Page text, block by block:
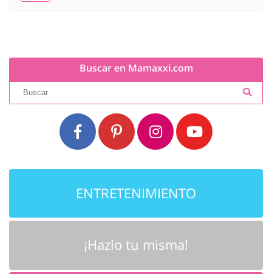
Buscar en Mamaxxi.com
ENTRETENIMIENTO
¡Hazlo tu misma!